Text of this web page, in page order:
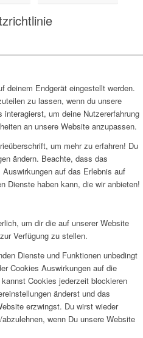
deinem Endgerät eingestellt werden.
zu lassen, wenn du unsere
um deine Nutzererfahrung
an unsere Website anzupassen.
um mehr zu erfahren! Du
ändern. Beachte, dass das
auf das Erlebnis auf
Dienste haben kann, die wir anbieten!
um dir die auf unserer Website
Verfügung zu stellen.
Dienste und Funktionen unbedingt
Cookies Auswirkungen auf die
Cookies jederzeit blockieren
änderst und das
erzwingst. Du wirst wieder
wenn Du unsere Website